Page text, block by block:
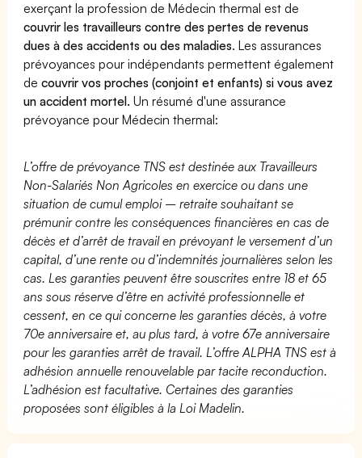
exerçant la profession de Médecin thermal est de
couvrir les travailleurs contre des pertes de revenus
dues à des accidents ou des maladies. Les assurances
prévoyances pour indépendants permettent également
decouvrir vos proches (conjoint et enfants) si vous avez
un accident mortel. Un résumé d'une assurance
prévoyance pour Médecin thermal:
L’offre de prévoyance TNS est destinée aux Travailleurs
Non-Salariés Non Agricoles en exercice ou dans une
situation de cumul emploi – retraite souhaitant se
prémunir contre les conséquences financières en cas de
décès et d’arrêt de travail en prévoyant le versement d’un
capital, d’une rente ou d’indemnités journalières selon les
cas. Les garanties peuvent être souscrites entre 18 et 65
ans sous réserve d’être en activité professionnelle et
cessent, en ce qui concerne les garanties décès, à votre
70e anniversaire et, au plus tard, à votre 67e anniversaire
pour les garanties arrêt de travail. L’offre ALPHA TNS est à
adhésion annuelle renouvelable par tacite reconduction.
L’adhésion est facultative. Certaines des garanties
proposées sont éligibles à la Loi Madelin.